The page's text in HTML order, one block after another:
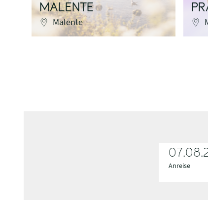
MALENTE
Malente
Anreise